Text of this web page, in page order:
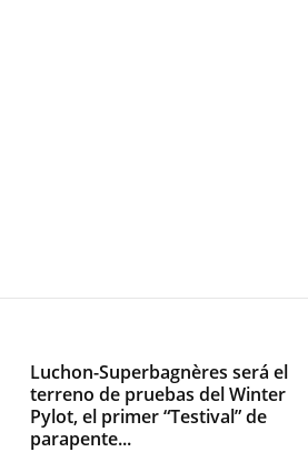
Luchon-Superbagnères será el
terreno de pruebas del Winter
Pylot, el primer “Testival” de
parapente...